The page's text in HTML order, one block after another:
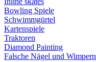
Bowling Spiele
Schwimmgürtel
Kartenspiele
Traktoren
Diamond Painting
Falsche Nägel und Wimpern